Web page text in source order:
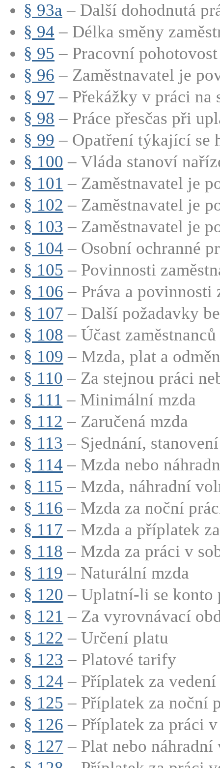
§ 93a – Další dohodnutá
§ 94 – Délka směny
§ 95 – Pracovní
§ 96 – Zaměstnavatel je
§ 97 – Překážky v práci na
§ 98 – Práce přesčas při
§ 99 – Opatření týkající se
§ 100 – Vláda stanoví
§ 101 – Zaměstnavatel je
§ 102 – Zaměstnavatel je
§ 103 – Zaměstnavatel je
§ 104 – Osobní ochranné
§ 105 – Povinnosti
§ 106 – Práva a povinnosti
§ 107 – Další požadavky
§ 108 – Účast
§ 109 – Mzda, plat a
§ 110 – Za stejnou práci
§ 111 – Minimální mzda
§ 112 – Zaručená mzda
§ 113 – Sjednání,
§ 114 – Mzda nebo
§ 115 – Mzda, náhradní
§ 116 – Mzda za noční
§ 117 – Mzda a příplatek
§ 118 – Mzda za práci v
§ 119 – Naturální mzda
§ 120 – Uplatní-li se konto
§ 121 – Za vyrovnávací
§ 122 – Určení platu
§ 123 – Platové tarify
§ 124 – Příplatek za vedení
§ 125 – Příplatek za noční
§ 126 – Příplatek za práci
§ 127 – Plat nebo náhradní